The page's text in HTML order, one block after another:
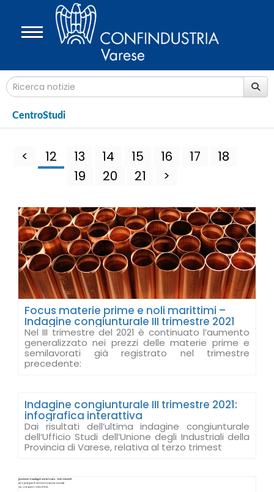
CentroStudi
< 12 13 14 15 16 17
18
19
20 21 >
Focus materie prime e noli marittimi –
Indagine congiunturale III trimestre 2021
Nel III trimestre del 2021 è continuato l’aumento
generalizzato nei prezzi delle materie prime e
semilavorati già registrato nel trimestre
precedente:
Indagine congiunturale III trimestre 2021:
infografica interattiva
Dai risultati dell’ultima indagine congiunturale
dell’Ufficio Studi dell’Unione degli Industriali della
Provincia di Varese, relativa al terzo trimest